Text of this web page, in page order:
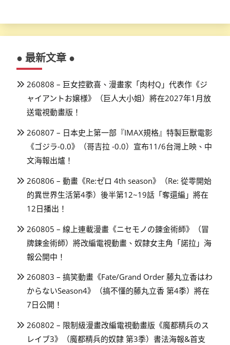
● 最新文章 ●
260808 – 巨女控歡喜、漫畫家「肉村Q」代表作《ジ
ャイアントお嬢様》（巨人大小姐）將在2027年1月放
送電視動畫版！
260807 – 日本史上第一部『IMAX規格』特製巨獸電影
《ゴジラ-0.0》（哥吉拉 -0.0）宣布11/6台灣上映、中
文海報出爐！
260806 – 動畫《Re:ゼロ 4th season》（Re: 從零開始
的異世界生活第4季）後半第12~19話「奪還編」將在
12日播出！
260805 – 線上連載漫畫《ニセモノの錬金術師》（冒
牌鍊金術師）將改編電視動畫、奴隸女主角「諾拉」海
報公開中！
260803 – 搞笑動畫《Fate/Grand Order 藤丸立香はわ
からないSeason4》（搞不懂的藤丸立香 第4季）將在
7日公開！
260802 – 限制級漫畫改編電視動畫版《魔都精兵のス
レイブ3》（魔都精兵的奴隸 第3季）書法海報&首支